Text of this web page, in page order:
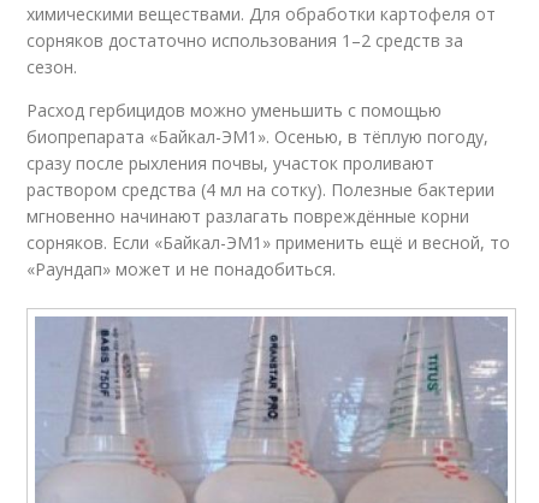
химическими веществами. Для обработки картофеля от
сорняков достаточно использования 1–2 средств за
сезон.
Расход гербицидов можно уменьшить с помощью
биопрепарата «Байкал-ЭМ1». Осенью, в тёплую погоду,
сразу после рыхления почвы, участок проливают
раствором средства (4 мл на сотку). Полезные бактерии
мгновенно начинают разлагать повреждённые корни
сорняков. Если «Байкал-ЭМ1» применить ещё и весной, то
«Раундап» может и не понадобиться.